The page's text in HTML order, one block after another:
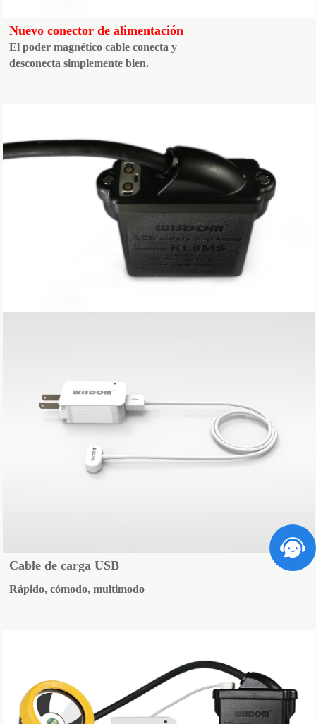
Nuevo conector de alimentación
El poder magnético cable conecta y
desconecta simplemente bien.
Cable de carga USB
Rápido, cómodo, multimodo